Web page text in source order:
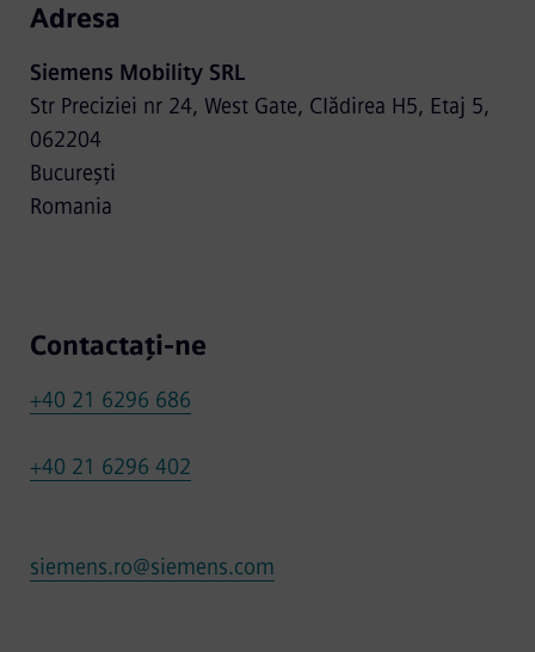
Adresa
Siemens Mobility SRL
Str Preciziei nr 24, West Gate, Clădirea H5, Etaj 5,
062204
București
Romania
Contactați-ne
+40 21 6296 686
+40 21 6296 402
siemens.ro@siemens.com